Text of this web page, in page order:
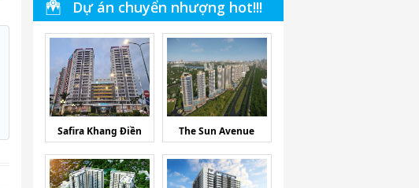
Dự án chuyển nhượng hot!!!
Safira Khang Điền The Sun Avenue